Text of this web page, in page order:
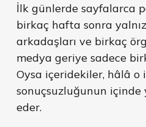
İlk günlerde sayfalarca
birkaç hafta sonra
arkadaşları ve birkaç
medya geriye sadece
Oysa içeridekiler, hâlâ o
sonuçsuzluğunun
eder.